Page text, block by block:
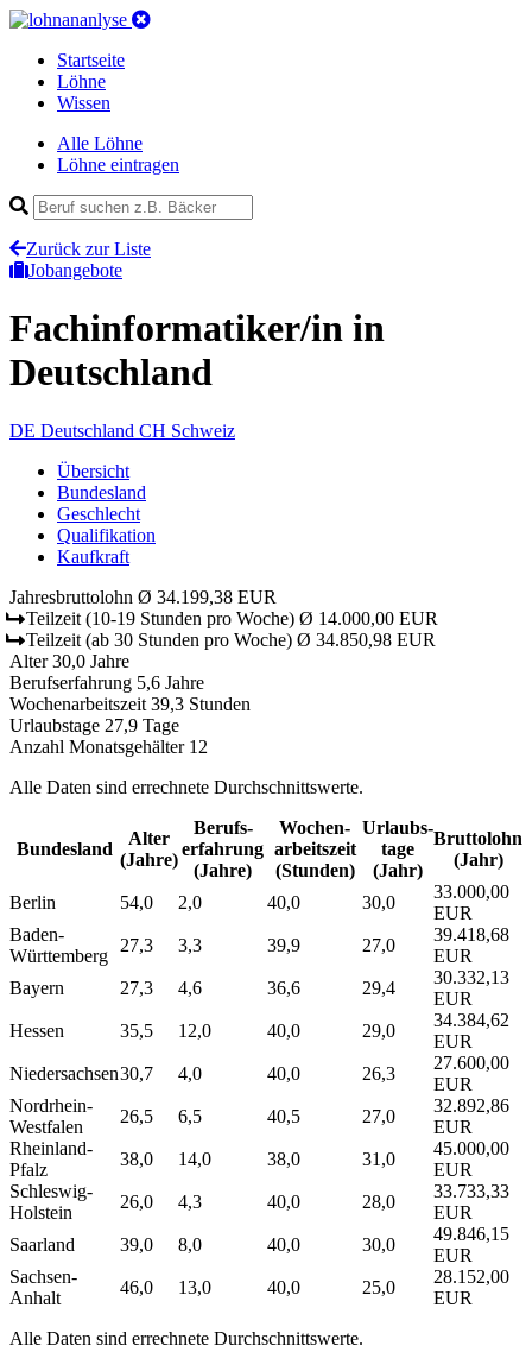
Startseite
Löhne
Wissen
Alle Löhne
Löhne eintragen
Zurück zur Liste
Jobangebote
Fachinformatiker/in in
Deutschland
DE Deutschland CH Schweiz
Übersicht
Bundesland
Geschlecht
Qualifikation
Kaufkraft
Jahresbruttolohn Ø 34.199,38 EUR
Teilzeit (10-19 Stunden pro Woche) Ø 14.000,00 EUR
Teilzeit (ab 30 Stunden pro Woche) Ø 34.850,98 EUR
Alter 30,0 Jahre
Berufserfahrung 5,6 Jahre
Wochenarbeitszeit 39,3 Stunden
Urlaubstage 27,9 Tage
Anzahl Monatsgehälter 12
Alle Daten sind errechnete Durchschnittswerte.
Bundesland
Alter
(Jahre)
Berufs­
erfahrung
(Jahre)
Wochen­
arbeitszeit
(Stunden)
Urlaubs­
tage
(Jahr)
Bruttolohn
(Jahr)
Berlin 54,0 2,0 40,0 30,0
33.000,00
EUR
Baden-
Württemberg
27,3 3,3 39,9 27,0
39.418,68
EUR
Bayern
27,3 4,6 36,6 29,4
30.332,13
EUR
Hessen
35,5 12,0 40,0 29,0
34.384,62
EUR
Niedersachsen30,7 4,0 40,0 26,3
27.600,00
EUR
Nordrhein-
Westfalen
26,5 6,5 40,5 27,0
32.892,86
EUR
Rheinland-
Pfalz
38,0 14,0 38,0 31,0
45.000,00
EUR
Schleswig-
Holstein
26,0 4,3 40,0 28,0
33.733,33
EUR
Saarland
39,0 8,0 40,0 30,0
49.846,15
EUR
Sachsen-
Anhalt
46,0 13,0 40,0 25,0
28.152,00
EUR
Alle Daten sind errechnete Durchschnittswerte.